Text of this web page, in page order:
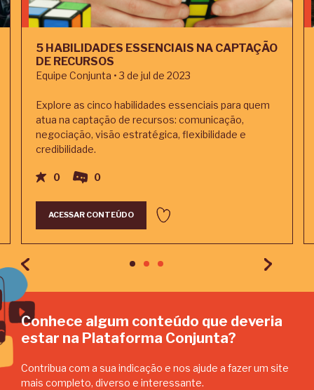
5 HABILIDADES ESSENCIAIS NA CAPTAÇÃO
DE RECURSOS
Equipe Conjunta • 3 de jul de 2023
Explore as cinco habilidades essenciais para quem
atua na captação de recursos: comunicação,
negociação, visão estratégica, flexibilidade e
credibilidade.
0 0
ACESSAR CONTEÚDO
Conhece algum conteúdo que deveria
estar na Plataforma Conjunta?
Contribua com a sua indicação e nos ajude a fazer um site
mais completo, diverso e interessante.